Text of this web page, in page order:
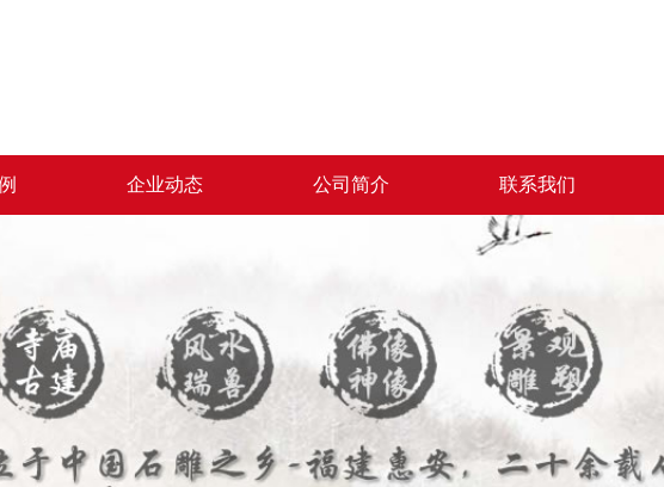
企业动态 公司简介 联系我们